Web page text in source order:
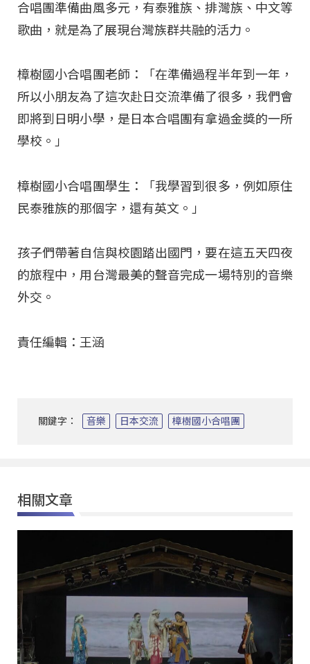
合唱團準備曲風多元，有泰雅族、排灣族、中文等
歌曲，就是為了展現台灣族群共融的活力。
樟樹國小合唱團老師：「在準備過程半年到一年，
所以小朋友為了這次赴日交流準備了很多，我們會
即將到日明小學，是日本合唱團有拿過金獎的一所
學校。」
樟樹國小合唱團學生：「我學習到很多，例如原住
民泰雅族的那個字，還有英文。」
孩子們帶著自信與校園踏出國門，要在這五天四夜
的旅程中，用台灣最美的聲音完成一場特別的音樂
外交。
責任編輯：王涵
關鍵字： 音樂 日本交流 樟樹國小合唱團
相關文章